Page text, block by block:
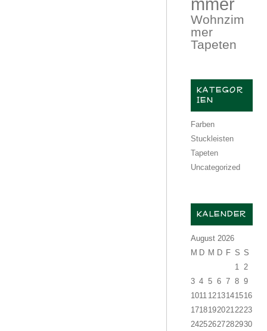
mmer
Wohnzim
mer
Tapeten
KATEGOR
IEN
Farben
Stuckleisten
Tapeten
Uncategorized
KALENDER
August 2026
M D M D F S S
1
2
3 4 5 6 7 8 9
1011 1213141516
1718192021 2223
24252627282930